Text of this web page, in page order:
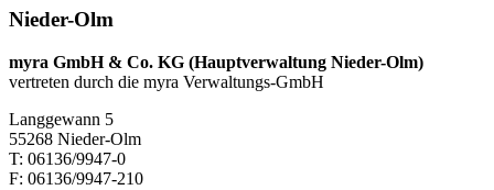
Nieder-Olm
myra GmbH & Co. KG (Hauptverwaltung Nieder-Olm)
vertreten durch die myra Verwaltungs-GmbH
Langgewann 5
55268 Nieder-Olm
T: 06136/9947-0
F: 06136/9947-210